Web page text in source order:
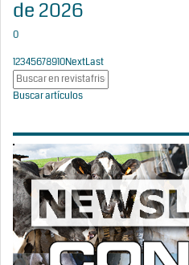
de 2026
0
12345678910NextLast
Buscar artículos